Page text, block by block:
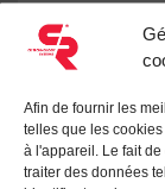
Afin de fournir les
telles que les
à l'appareil. Le fait
traiter des données